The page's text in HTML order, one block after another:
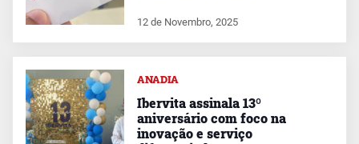
12 de Novembro, 2025
ANADIA
Ibervita assinala 13º
aniversário com foco na
inovação e serviço